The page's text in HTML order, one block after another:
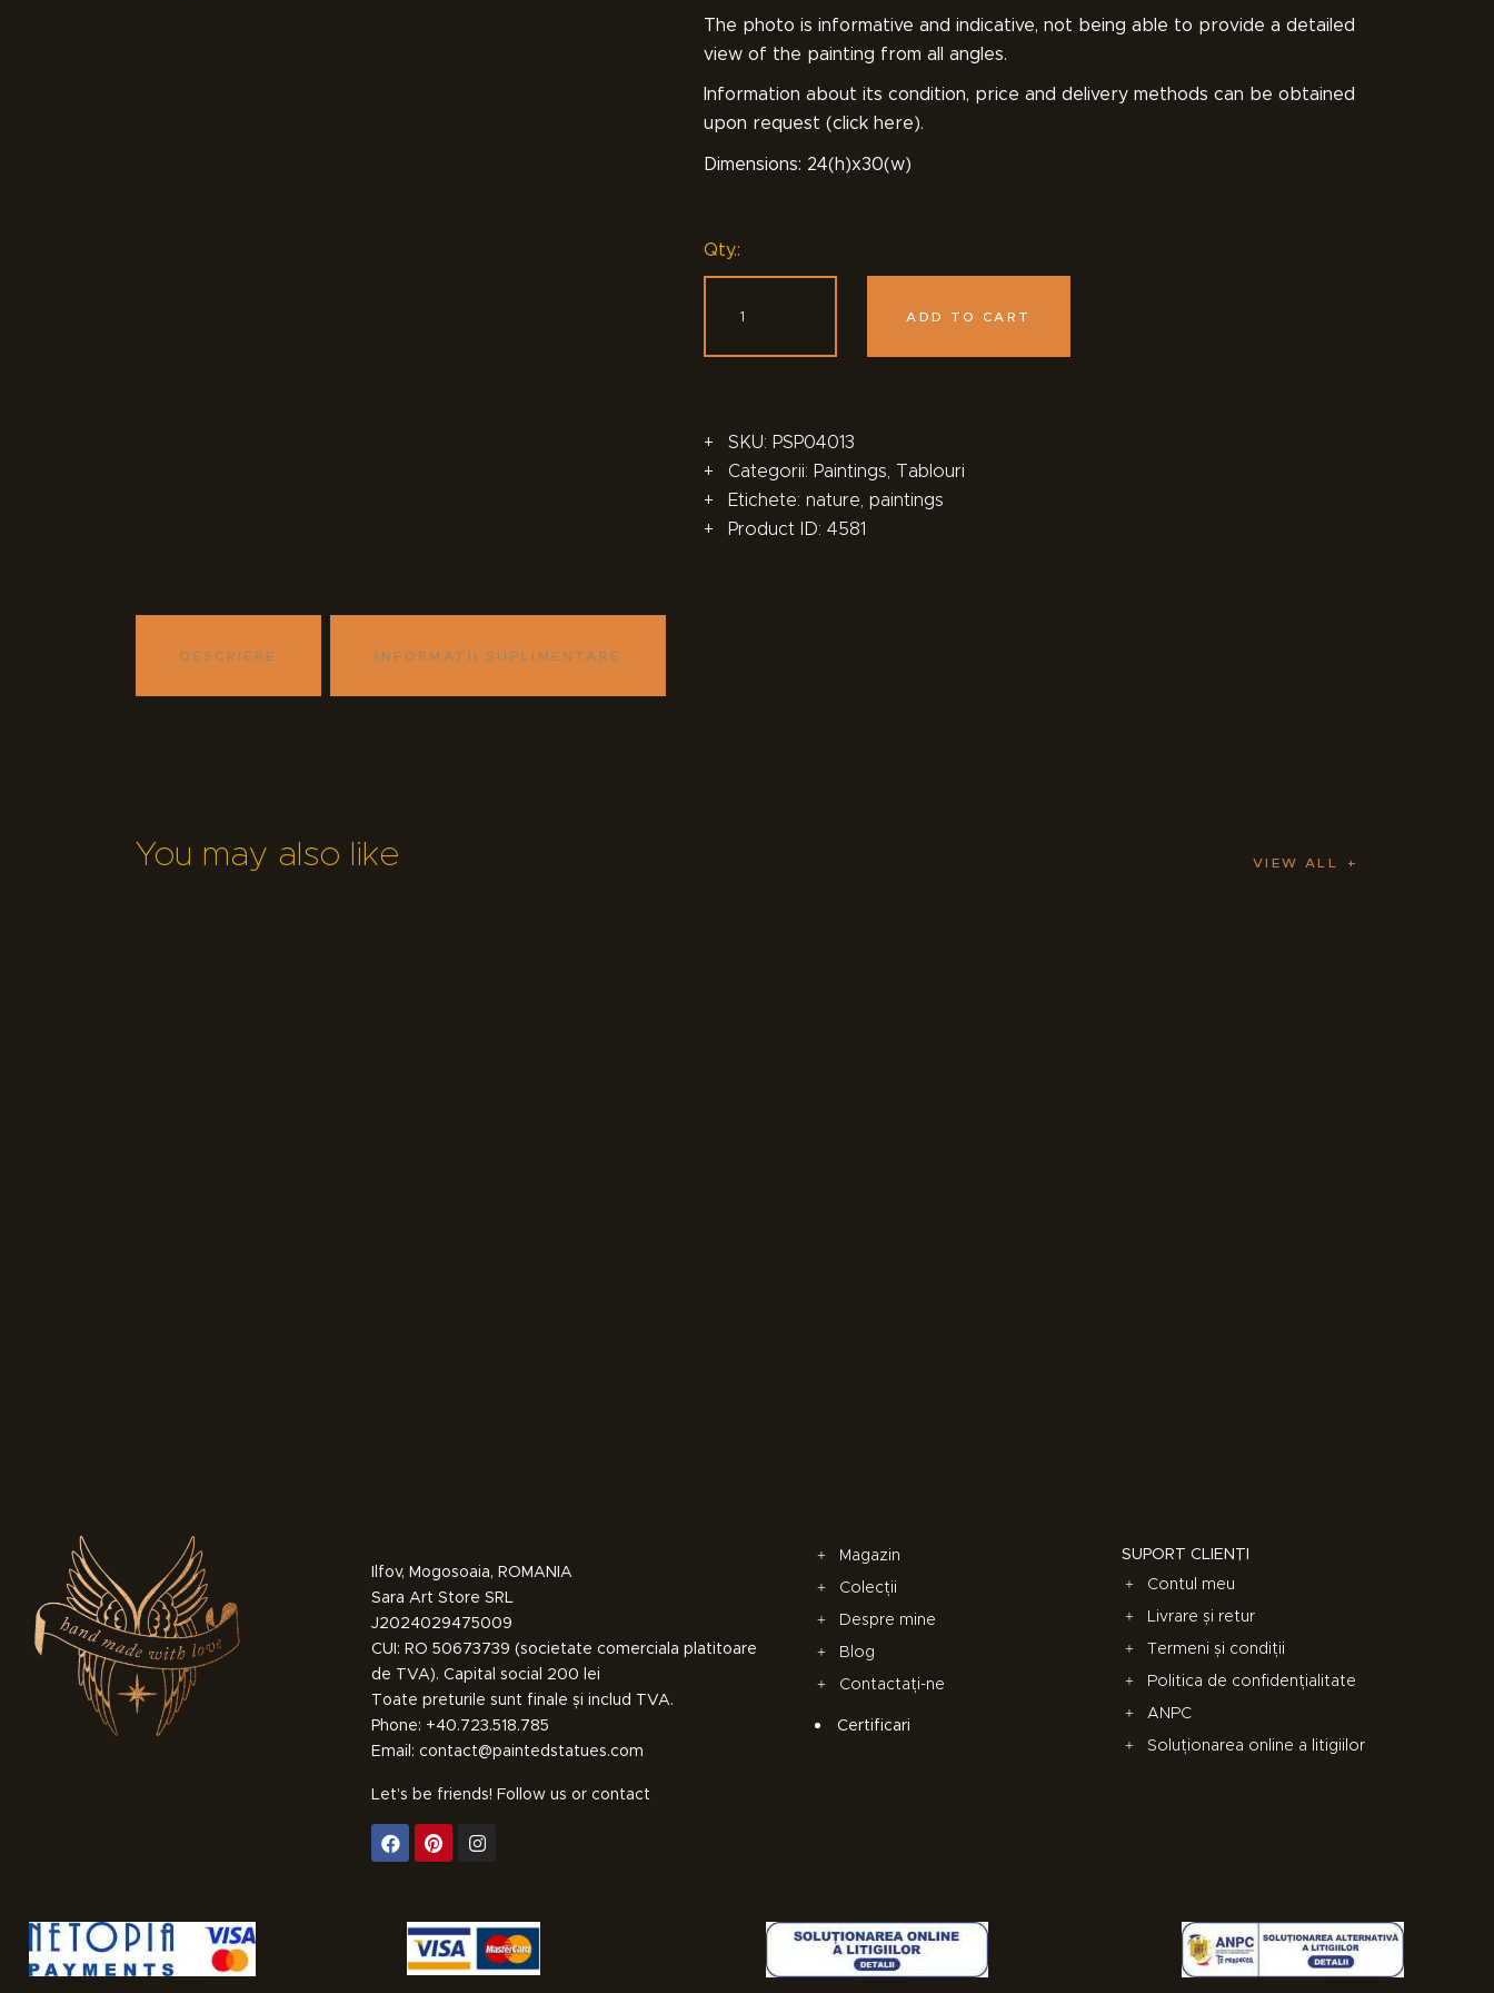
The photo is informative and indicative, not being able to provide a detailed
view of the painting from all angles.
Information about its condition, price and delivery methods can be obtained
upon request (click here).
Dimensions: 24(h)x30(w)
Qty.:
ADD TO CART
SKU:PSP04013
Categorii:Paintings, Tablouri
Etichete:nature,paintings
Product ID:4581
DESCRIERE INFORMAȚII SUPLIMENTARE
You may also like VIEW ALL
Ilfov, Mogosoaia, ROMANIA
Sara Art Store SRL
J2024029475009
CUI: RO 50673739 (societate comerciala platitoare
de TVA). Capital social 200 lei
Toate preturile sunt finale și includ TVA.
Phone: +40.723.518.785
Email: contact@paintedstatues.com
Let’s be friends! Follow us or contact
Magazin
Colecții
Despre mine
Blog
Contactați-ne
Certificari
SUPORT CLIENȚI
Contul meu
Livrare și retur
Termeni și condiții
Politica de confidențialitate
ANPC
Soluționarea online a litigiilor